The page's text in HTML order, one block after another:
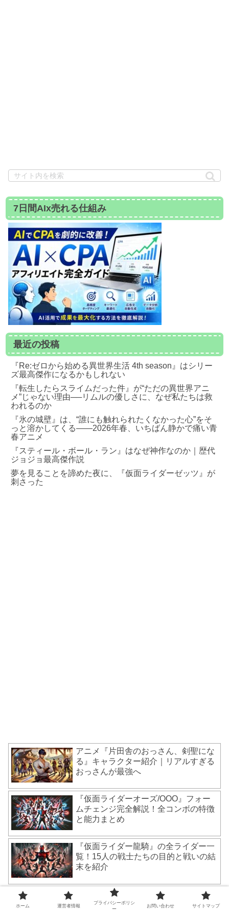
7日間AIx売れる仕組み
最近の投稿
『Re:ゼロから始める異世界生活 4th season』はシリー
ズ最高傑作になるかもしれない
『転生したらスライムだった件』が“ただの異世界アニ
メ”じゃない理由──リムルの優しさに、なぜ私たちは救
われるのか
『氷の城壁』は、“誰にも触れられたくなかった心”をそ
っと溶かしてくる――2026年春、いちばん静かで痛い青
春アニメ
『スティール・ボール・ラン』はなぜ神作なのか｜歴代
ジョジョ最高傑作説
夢を見ることを諦めた夜に、『仮面ライダーゼッツ』が
刺さった
アニメ『片田舎のおっさん、剣聖にな
る』キャラクター紹介｜リアルすぎる
おっさんが最強へ
『仮面ライダーオーズ/OOO』フォー
ムチェンジ完全解説！全コンボの特徴
と能力まとめ
『仮面ライダー龍騎』の全ライダー一
覧！15人の戦士たちの目的と戦いの結
末を紹介
「ジョジョ6部 ストーンオーシャン」
OP曲・ED曲一覧｜曲名・歌手と音楽
ホーム 運営者情報
プライバシーポリシ
ー
お問い合わせ サイトマップ